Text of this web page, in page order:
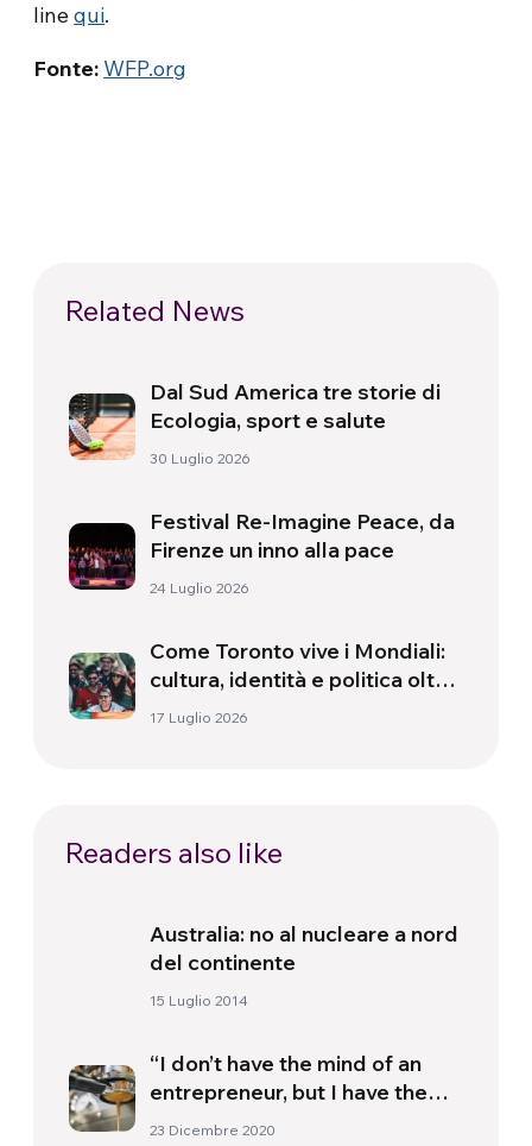
linequi.
Fonte: WFP.org
Related News
Dal Sud America tre storie di
Ecologia, sport e salute
30 Luglio 2026
Festival Re-Imagine Peace, da
Firenze un inno alla pace
24 Luglio 2026
Come Toronto vive i Mondiali:
cultura, identità e politica oltre
il campo
17 Luglio 2026
Readers also like
Australia: no al nucleare a nord
del continente
15 Luglio 2014
“I don’t have the mind of an
entrepreneur, but I have the
mind of a dreamer”. Spokes,
23 Dicembre 2020